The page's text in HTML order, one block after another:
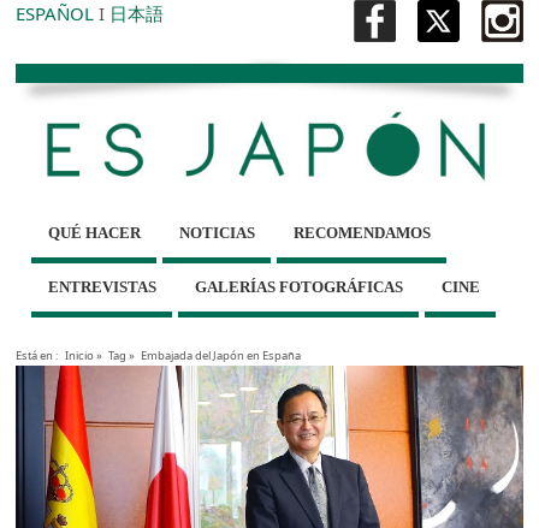
ESPAÑOL I 日本語
QUÉ HACER NOTICIAS RECOMENDAMOS
ENTREVISTAS GALERÍAS FOTOGRÁFICAS CINE
Está en : Inicio» Tag » Embajada del Japón en España